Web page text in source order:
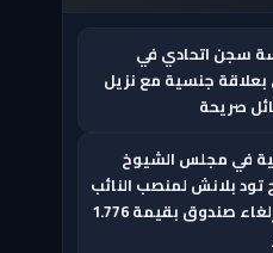
سجن اتحادي في
جنسية مع نزيل
صريحة
في مجلس الشيوخ
تود بلانش لمنصب النائب
العام بعد إلغاء صندوق بقيمة 1.776